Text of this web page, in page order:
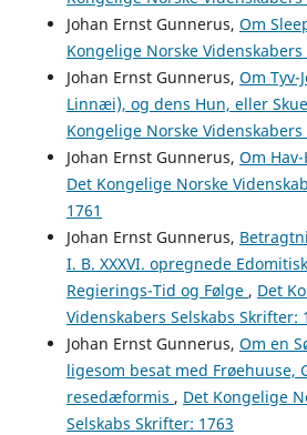
Johan Ernst Gunnerus, Om
Kongelige Norske
Johan Ernst Gunnerus, Om Tyv-
Linnæi), og dens Hun, eller
Kongelige Norske
Johan Ernst Gunnerus, Om
Det Kongelige Norske
1761
Johan Ernst Gunnerus,
I. B. XXXVI. opregnede
Regierings-Tid og Følge , Det
Videnskabers Selskabs Skrifter:
Johan Ernst Gunnerus, Om en
ligesom besat med Frøehuuse,
resedæformis , Det Kongelige
Selskabs Skrifter: 1763